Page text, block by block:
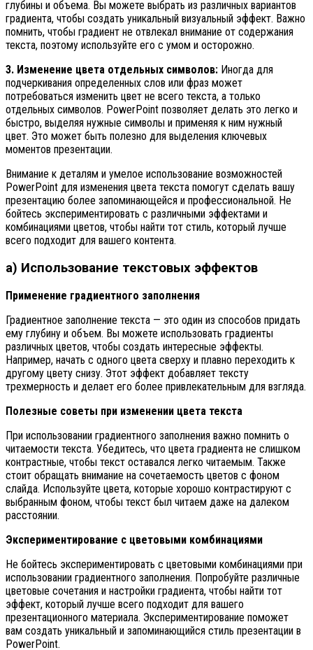
глубины и объема. Вы можете выбрать из различных вариантов
градиента, чтобы создать уникальный визуальный эффект. Важно
помнить, чтобы градиент не отвлекал внимание от содержания
текста, поэтому используйте его с умом и осторожно.
3. Изменение цвета отдельных символов: Иногда для
подчеркивания определенных слов или фраз может
потребоваться изменить цвет не всего текста, а только
отдельных символов. PowerPoint позволяет делать это легко и
быстро, выделяя нужные символы и применяя к ним нужный
цвет. Это может быть полезно для выделения ключевых
моментов презентации.
Внимание к деталям и умелое использование возможностей
PowerPoint для изменения цвета текста помогут сделать вашу
презентацию более запоминающейся и профессиональной. Не
бойтесь экспериментировать с различными эффектами и
комбинациями цветов, чтобы найти тот стиль, который лучше
всего подходит для вашего контента.
а) Использование текстовых эффектов
Применение градиентного заполнения
Градиентное заполнение текста — это один из способов придать
ему глубину и объем. Вы можете использовать градиенты
различных цветов, чтобы создать интересные эффекты.
Например, начать с одного цвета сверху и плавно переходить к
другому цвету снизу. Этот эффект добавляет тексту
трехмерность и делает его более привлекательным для взгляда.
Полезные советы при изменении цвета текста
При использовании градиентного заполнения важно помнить о
читаемости текста. Убедитесь, что цвета градиента не слишком
контрастные, чтобы текст оставался легко читаемым. Также
стоит обращать внимание на сочетаемость цветов с фоном
слайда. Используйте цвета, которые хорошо контрастируют с
выбранным фоном, чтобы текст был читаем даже на далеком
расстоянии.
Экспериментирование с цветовыми комбинациями
Не бойтесь экспериментировать с цветовыми комбинациями при
использовании градиентного заполнения. Попробуйте различные
цветовые сочетания и настройки градиента, чтобы найти тот
эффект, который лучше всего подходит для вашего
презентационного материала. Экспериментирование поможет
вам создать уникальный и запоминающийся стиль презентации в
PowerPoint.